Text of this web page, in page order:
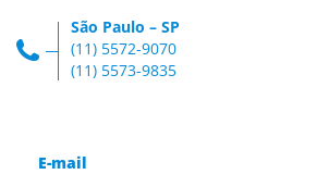
São Paulo – SP
(11) 5572-9070
(11) 5573-9835
E-mail